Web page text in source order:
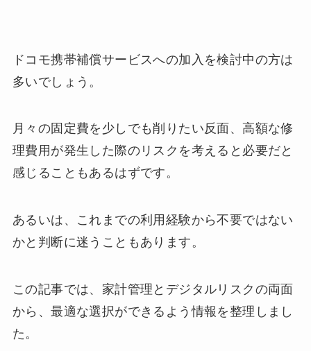
ドコモ携帯補償サービスへの加入を検討中の方は
多いでしょう。
月々の固定費を少しでも削りたい反面、高額な修
理費用が発生した際のリスクを考えると必要だと
感じることもあるはずです。
あるいは、これまでの利用経験から不要ではない
かと判断に迷うこともあります。
この記事では、家計管理とデジタルリスクの両面
から、最適な選択ができるよう情報を整理しまし
た。